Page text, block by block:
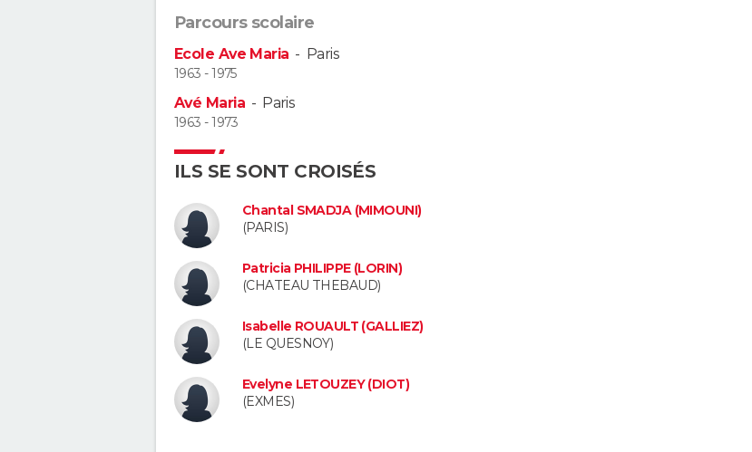
Parcours scolaire
Ecole Ave Maria - Paris
1963 - 1975
Avé Maria- Paris
1963 - 1973
ILS SE SONT CROISÉS
Chantal SMADJA (MIMOUNI)
(PARIS)
Patricia PHILIPPE (LORIN)
(CHATEAU THEBAUD)
Isabelle ROUAULT (GALLIEZ)
(LE QUESNOY)
Evelyne LETOUZEY (DIOT)
(EXMES)